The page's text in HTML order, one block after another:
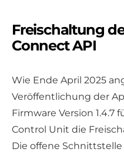
Freischaltung
Connect API
Wie Ende April 2025
Veröffentlichung der
Firmware Version 1.4.7
Control Unit die
Die offene